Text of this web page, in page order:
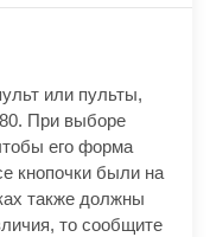
или пульты,
При выборе
его форма
кнопочки были на
также должны
то сообщите